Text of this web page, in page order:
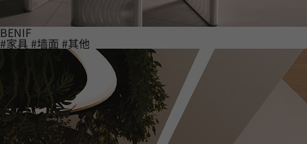
BENIF
#家具 #墙面 #其他